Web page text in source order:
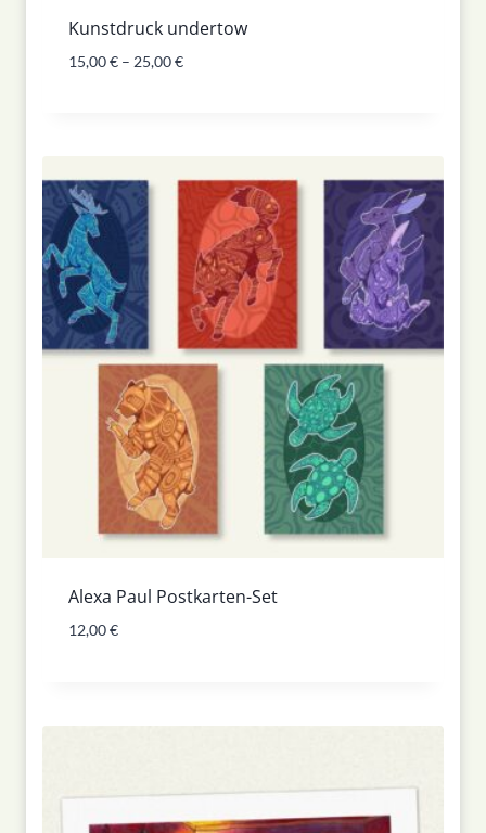
Kunstdruck undertow
15,00€ – 25,00€
Alexa Paul Postkarten-Set
12,00€